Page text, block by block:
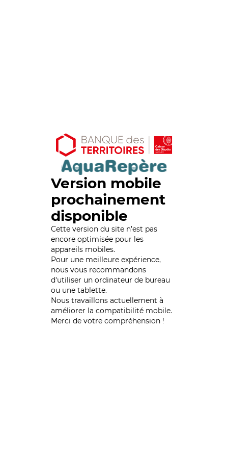
Version mobile
prochainement
disponible
Cette version du site n’est pas
encore optimisée pour les
appareils mobiles.
Pour une meilleure expérience,
nous vous recommandons
d'utiliser un ordinateur de bureau
ou une tablette.
Nous travaillons actuellement à
améliorer la compatibilité mobile.
Merci de votre compréhension !